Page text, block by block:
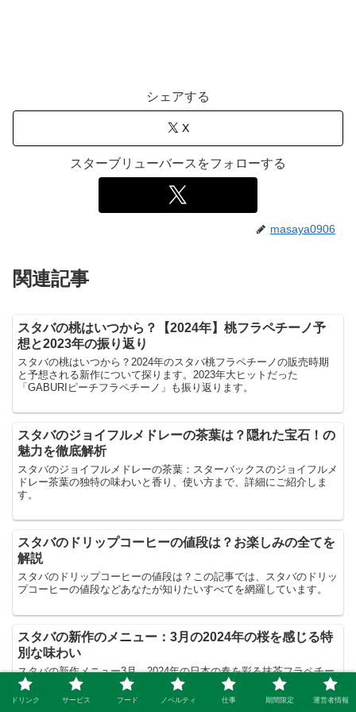
シェアする
X
スターブリューバースをフォローする
masaya0906
関連記事
スタバの桃はいつから？【2024年】桃フラペチーノ予
想と2023年の振り返り
スタバの桃はいつから？2024年のスタバ桃フラペチーノの販売時期
と予想される新作について探ります。2023年大ヒットだった
「GABURIピーチフラペチーノ」も振り返ります。
スタバのジョイフルメドレーの茶葉は？隠れた宝石！の
魅力を徹底解析
スタバのジョイフルメドレーの茶葉：スターバックスのジョイフルメ
ドレー茶葉の独特の味わいと香り、使い方まで、詳細にご紹介しま
す。
スタバのドリップコーヒーの値段は？お楽しみの全てを
解説
スタバのドリップコーヒーの値段は？この記事では、スタバのドリッ
プコーヒーの値段などあなたが知りたいすべてを網羅しています。
スタバの新作のメニュー：3月の2024年の桜を感じる特
別な味わい
スタバの新作メニュー3月、2024年の日本の春を彩る抹茶フラペチー
ノ®やブロンドラテ、そして特別なスイーツやグッズを紹介します。
ドリンク サービス フード ノベルティ 仕事 期間限定 運営者情報